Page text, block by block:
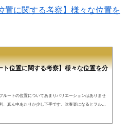
置に関する考察】様々な位置を
ト位置に関する考察】様々な位置を分
ルートの位置についてあまりバリエーションはありませ
、真ん中あたりか少し下手です。吹奏楽になるとフルー